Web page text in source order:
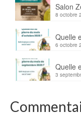
Salon
8 octobre
Quelle
6 octobre
Quelle
3